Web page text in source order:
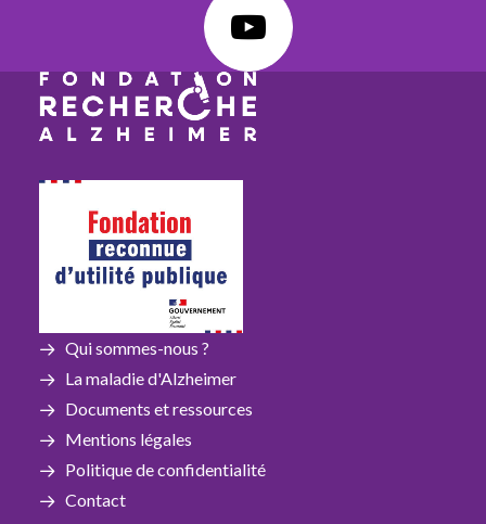
Qui sommes-nous ?
La maladie d'Alzheimer
Documents et ressources
Mentions légales
Politique de confidentialité
Contact